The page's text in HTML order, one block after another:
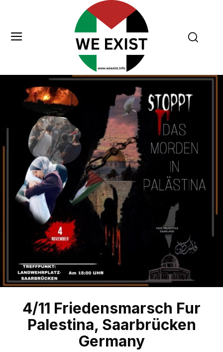
4/11 Friedensmarsch Fur
Palestina, Saarbrücken
Germany